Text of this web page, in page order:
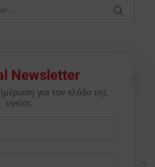
Newsletter
για τον κλάδο της
υγείας